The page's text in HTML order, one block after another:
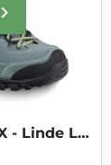
Volgende
keyboard_arrow_right
W Salo Mid GTX - Linde Lemon